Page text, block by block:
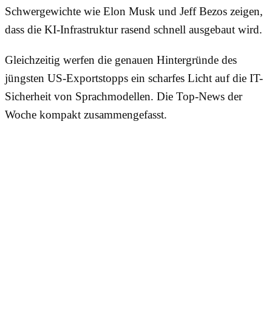
Schwergewichte wie Elon Musk und Jeff Bezos zeigen,
dass die KI-Infrastruktur rasend schnell ausgebaut wird.
Gleichzeitig werfen die genauen Hintergründe des
jüngsten US-Exportstopps ein scharfes Licht auf die IT-
Sicherheit von Sprachmodellen. Die Top-News der
Woche kompakt zusammengefasst.